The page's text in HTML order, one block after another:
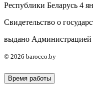
Республики Беларусь 4
Свидетельство о
выдано Администрацией
© 2026 barocco.by
Время работы